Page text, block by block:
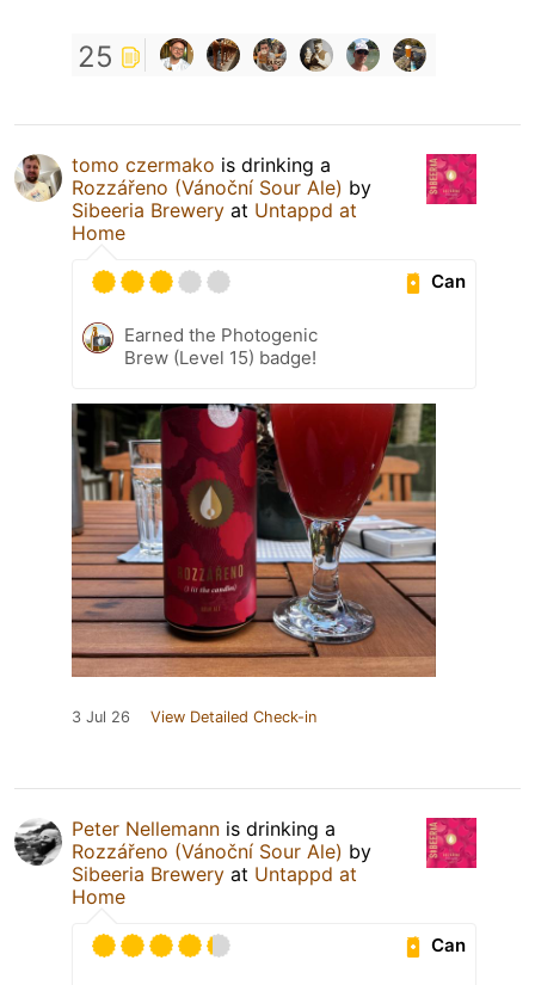
25
tomo czermako is drinking a
Rozzářeno (Vánoční Sour Ale) by
Sibeeria Brewery at Untappd at
Home
Can
Earned the Photogenic
Brew (Level 15) badge!
3 Jul 26 View Detailed Check-in
Peter Nellemann is drinking a
Rozzářeno (Vánoční Sour Ale) by
Sibeeria Brewery at Untappd at
Home
Can